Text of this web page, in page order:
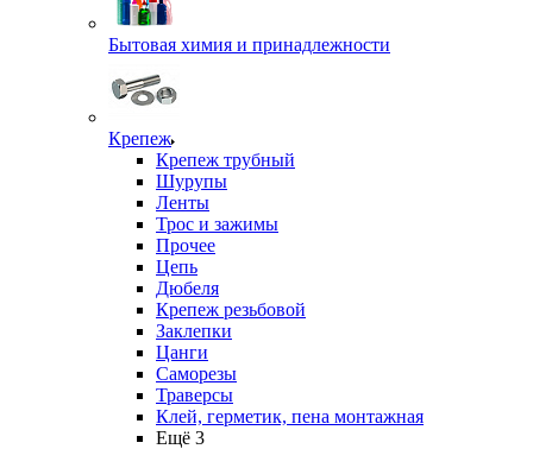
Бытовая химия и принадлежности
Крепеж
Крепеж трубный
Шурупы
Ленты
Трос и зажимы
Прочее
Цепь
Дюбеля
Крепеж резьбовой
Заклепки
Цанги
Саморезы
Траверсы
Клей, герметик, пена монтажная
Ещё 3